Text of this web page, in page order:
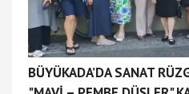
BÜYÜKADA’DA SANAT